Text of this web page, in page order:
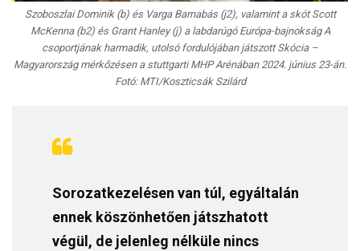
Szoboszlai Dominik (b) és Varga Barnabás (j2), valamint a skót Scott
McKenna (b2) és Grant Hanley (j) a labdarúgó Európa-bajnokság A
csoportjának harmadik, utolsó fordulójában játszott Skócia –
Magyarország mérkőzésen a stuttgarti MHP Arénában 2024. június 23-án.
Fotó: MTI/Koszticsák Szilárd
Sorozatkezelésen van túl, egyáltalán
ennek köszönhetően játszhatott
végül, de jelenleg nélküle nincs